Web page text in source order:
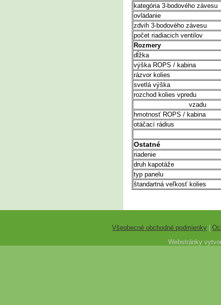
kategória 3-bodového závesu
ovládanie
zdvih 3-bodového závesu
počet riadiacich ventilov
Rozmery
dĺžka
výška ROPS / kabina
rázvor kolies
svetlá výška
rozchod kolies vpredu
vzadu
hmotnosť ROPS / kabina
otáčací rádius
Ostatné
riadenie
druh kapotáže
typ panelu
štandartná veľkosť kolies
Všeobecné obchodné podmienky |
Webstránky